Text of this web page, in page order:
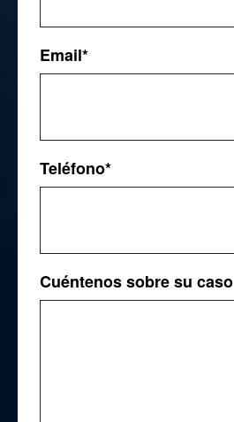
Email*
Teléfono*
Cuéntenos sobre su caso